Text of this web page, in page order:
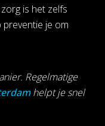
is het zelfs
je om
Regelmatige
helpt je snel